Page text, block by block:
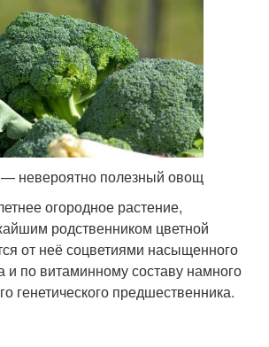
— невероятно полезный овощ
огородное растение,
родственником цветной
от неё соцветиями насыщенного
и по витаминному составу намного
генетического предшественника.